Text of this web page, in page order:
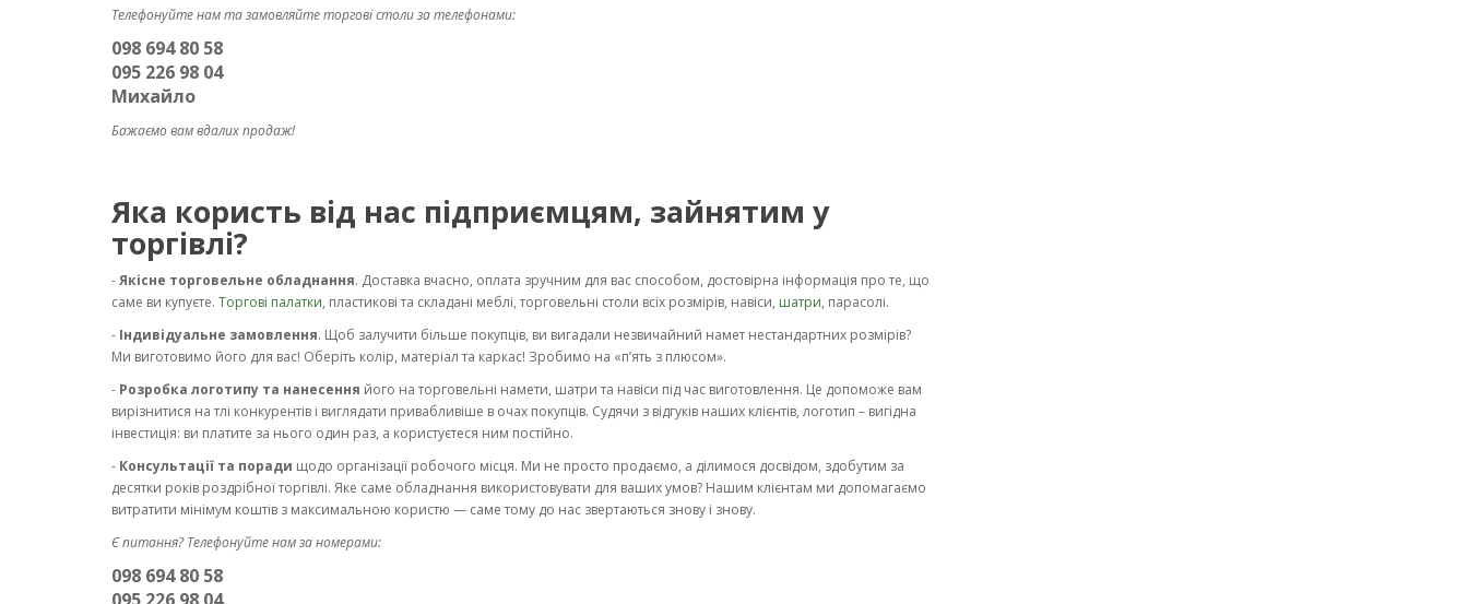
Телефонуйте нам та замовляйте торгові столи за телефонами:
098 694 80 58
095 226 98 04
Михайло
Бажаємо вам вдалих продаж!
Яка користь від нас підприємцям, зайнятим у
торгівлі?
-Якісне торговельне обладнання. Доставка вчасно, оплата зручним для вас способом, достовірна інформація про те, що
саме ви купуєте. Торгові палатки, пластикові та складані меблі, торговельні столи всіх розмірів, навіси, шатри, парасолі.
- Індивідуальне замовлення. Щоб залучити більше покупців, ви вигадали незвичайний намет нестандартних розмірів?
Ми виготовимо його для вас! Оберіть колір, матеріал та каркас! Зробимо на «п’ять з плюсом».
- Розробка логотипу та нанесення його на торговельні намети, шатри та навіси під час виготовлення. Це допоможе вам
вирізнитися на тлі конкурентів і виглядати привабливіше в очах покупців. Судячи з відгуків наших клієнтів, логотип – вигідна
інвестиція: ви платите за нього один раз, а користуєтеся ним постійно.
- Консультації та поради щодо організації робочого місця. Ми не просто продаємо, а ділимося досвідом, здобутим за
десятки років роздрібної торгівлі. Яке саме обладнання використовувати для ваших умов? Нашим клієнтам ми допомагаємо
витратити мінімум коштів з максимальною користю — саме тому до нас звертаються знову і знову.
Є питання? Телефонуйте нам за номерами:
098 694 80 58